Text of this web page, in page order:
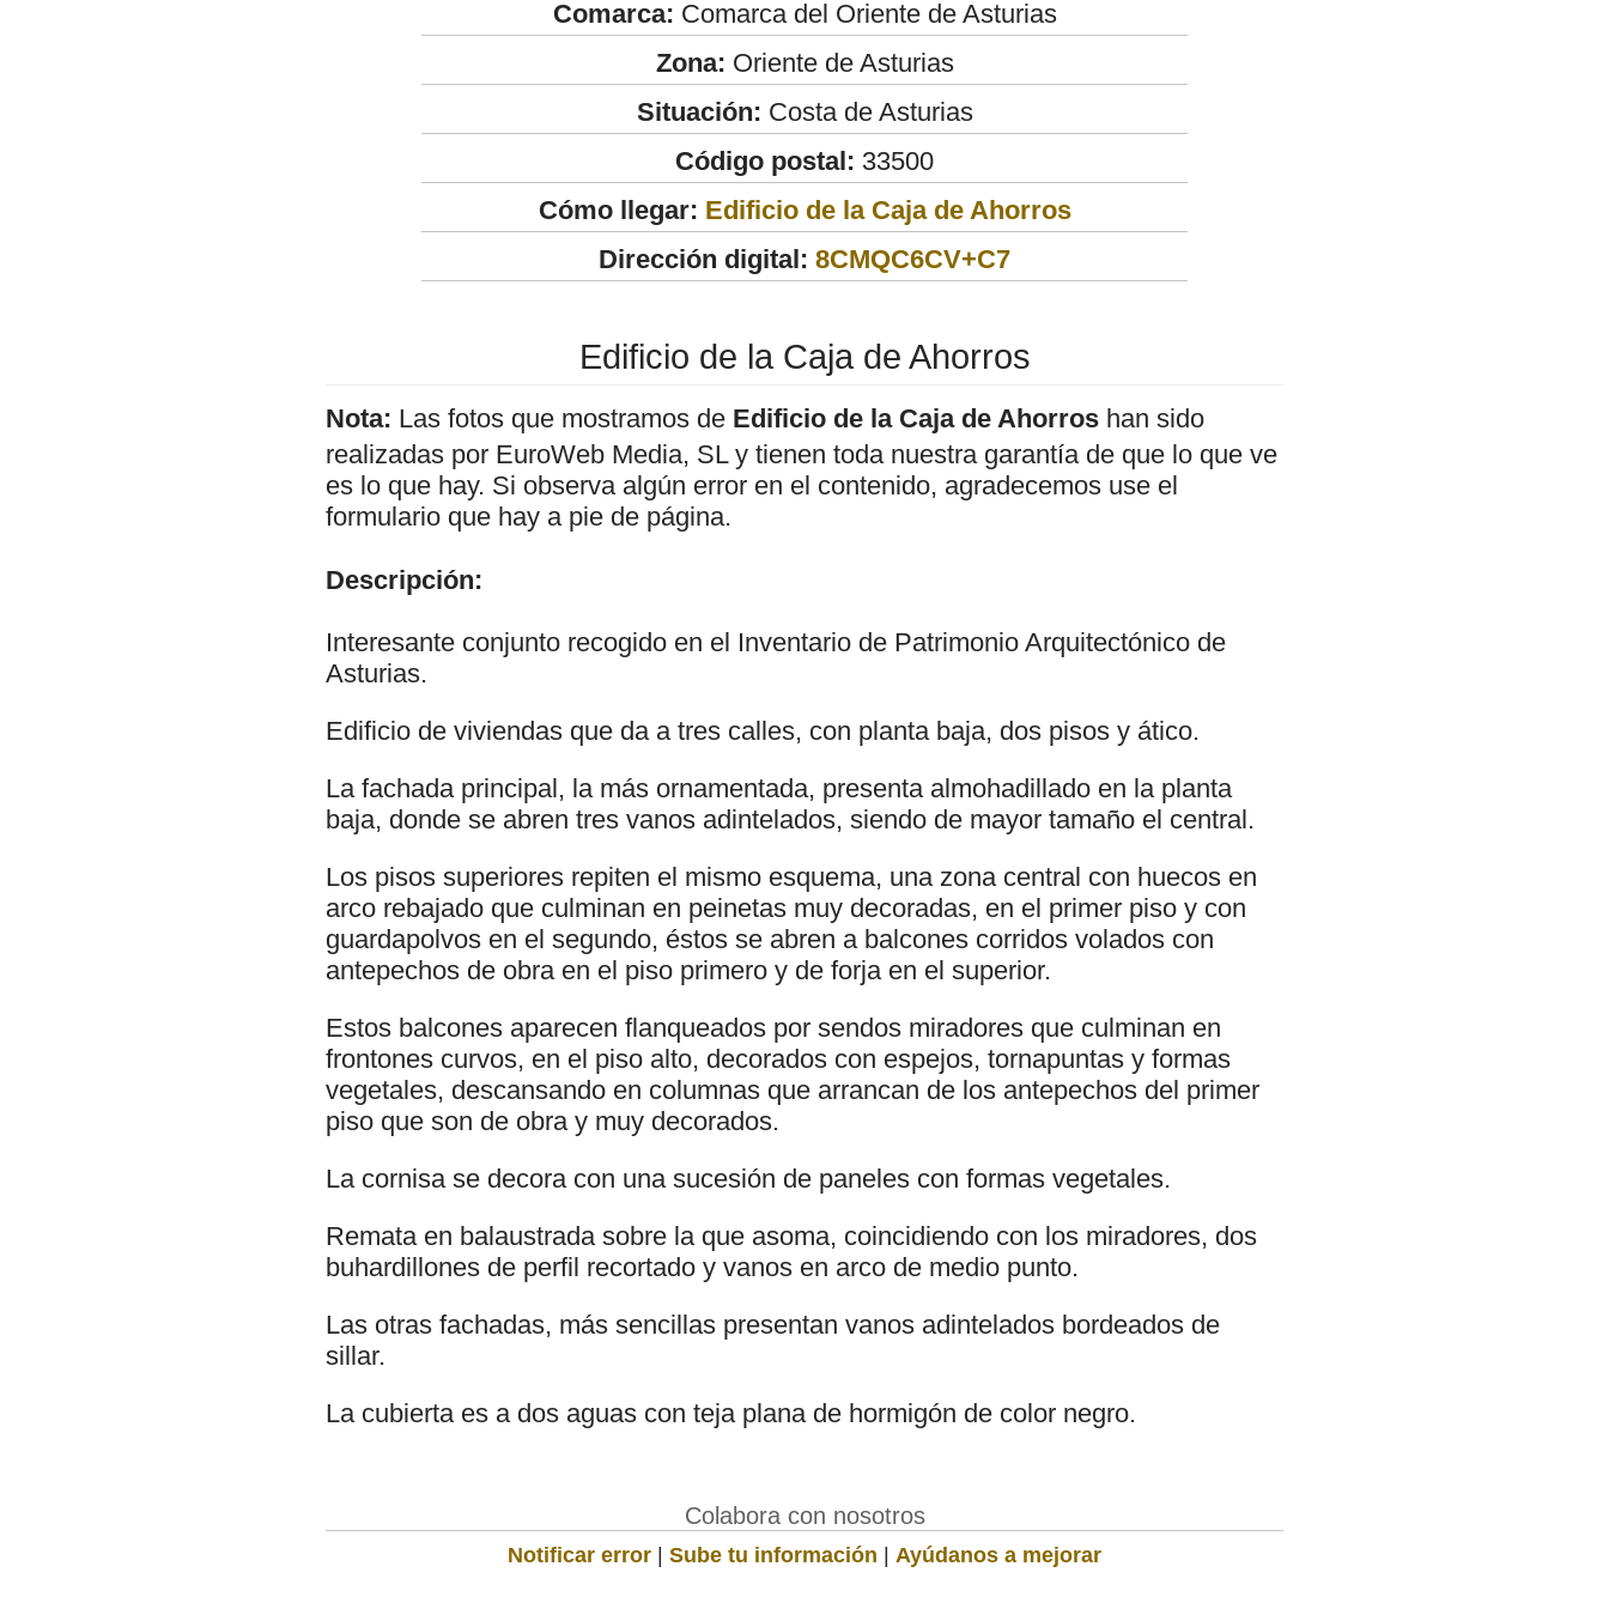
Comarca: Comarca del Oriente de Asturias
Zona: Oriente de Asturias
Situación: Costa de Asturias
Código postal: 33500
Cómo llegar: Edificio de la Caja de Ahorros
Dirección digital: 8CMQC6CV+C7
Edificio de la Caja de Ahorros
Nota: Las fotos que mostramos de Edificio de la Caja de Ahorros han sido
realizadas por EuroWeb Media, SL y tienen toda nuestra garantía de que lo que ve
es lo que hay. Si observa algún error en el contenido, agradecemos use el
formulario que hay a pie de página.
Descripción:
Interesante conjunto recogido en el Inventario de Patrimonio Arquitectónico de
Asturias.
Edificio de viviendas que da a tres calles, con planta baja, dos pisos y ático.
La fachada principal, la más ornamentada, presenta almohadillado en la planta
baja, donde se abren tres vanos adintelados, siendo de mayor tamaño el central.
Los pisos superiores repiten el mismo esquema, una zona central con huecos en
arco rebajado que culminan en peinetas muy decoradas, en el primer piso y con
guardapolvos en el segundo, éstos se abren a balcones corridos volados con
antepechos de obra en el piso primero y de forja en el superior.
Estos balcones aparecen flanqueados por sendos miradores que culminan en
frontones curvos, en el piso alto, decorados con espejos, tornapuntas y formas
vegetales, descansando en columnas que arrancan de los antepechos del primer
piso que son de obra y muy decorados.
La cornisa se decora con una sucesión de paneles con formas vegetales.
Remata en balaustrada sobre la que asoma, coincidiendo con los miradores, dos
buhardillones de perfil recortado y vanos en arco de medio punto.
Las otras fachadas, más sencillas presentan vanos adintelados bordeados de
sillar.
La cubierta es a dos aguas con teja plana de hormigón de color negro.
Colabora con nosotros
Notificar error | Sube tu información | Ayúdanos a mejorar